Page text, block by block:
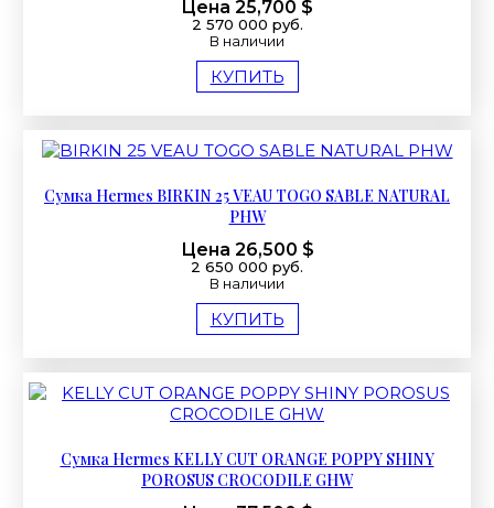
Цена 25,700 $
2 570 000 руб.
В наличии
КУПИТЬ
Сумка Hermes BIRKIN 25 VEAU TOGO SABLE NATURAL
PHW
Цена 26,500 $
2 650 000 руб.
В наличии
КУПИТЬ
Сумка Hermes KELLY CUT ORANGE POPPY SHINY
POROSUS CROCODILE GHW